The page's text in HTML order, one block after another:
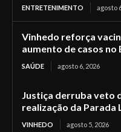
ENTRETENIMENTO agosto
Vinhedo reforça
aumento de casos no
SAÚDE agosto 6, 2026
Justiça derruba veto
realização da Parada
VINHEDO agosto 5, 2026